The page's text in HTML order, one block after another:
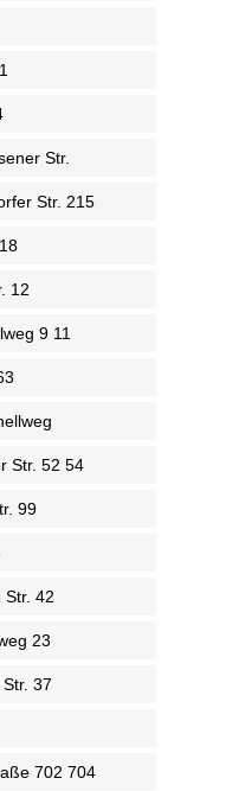
Str.
Str. 215
12
9 11
Str. 52 54
99
Str. 42
23
37
702 704